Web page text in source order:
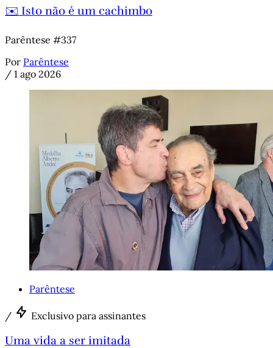
✉️ Isto não é um cachimbo
Parêntese #337
Por Parêntese
/ 1 ago 2026
Parêntese
/ Exclusivo para assinantes
Uma vida a ser imitada